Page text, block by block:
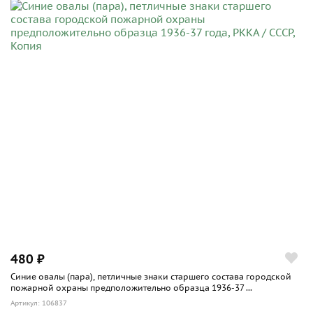
480 ₽
Синие овалы (пара), петличные знаки старшего состава городской
пожарной охраны предположительно образца 1936-37 ...
Артикул: 106837